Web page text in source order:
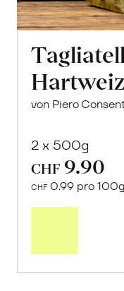
von Piero
2 x 500g
CHF 9.90
CHF 0.99 pro 100g